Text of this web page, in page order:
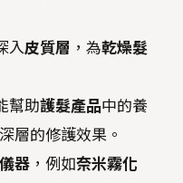
入皮質層 ，為乾燥髮
幫助護髮產品中的養
層的修護效果。
器 ，例如奈米霧化